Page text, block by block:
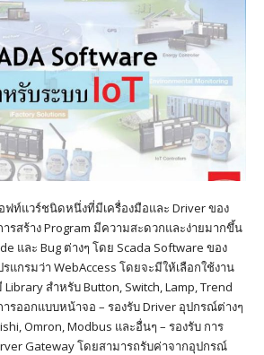
ฟท์แวร์ชนิดหนึ่งที่มีเครื่องมือและ Driver ของ
รสร้าง Program มีความสะดวกและง่ายมากขึ้น
และ Bug ต่างๆ โดย Scada Software ของ
รแกรมว่า WebAccess โดยจะมีให้เลือกใช้งาน
สำหรับ Button, Switch, Lamp, Trend
รออกแบบหน้าจอ – รองรับ Driver อุปกรณ์ต่างๆ
Omron, Modbus และอื่นๆ – รองรับ การ
Gateway โดยสามารถรับค่าจากอุปกรณ์